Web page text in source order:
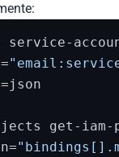
service-
=json
get-